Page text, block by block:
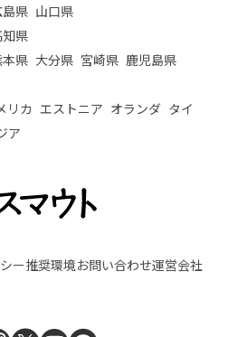
島県 山口県
知県
県 大分県 宮崎県 鹿児島県
リカ エストニア オランダ タイ
ア
ー推奨環境お問い合わせ運営会社